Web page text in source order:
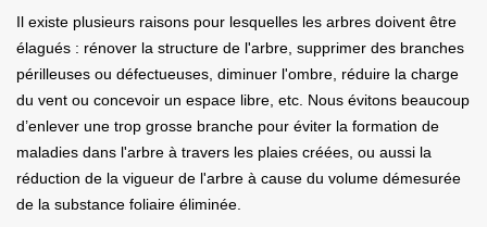
Il existe plusieurs raisons pour lesquelles les arbres doivent être
élagués : rénover la structure de l'arbre, supprimer des branches
périlleuses ou défectueuses, diminuer l'ombre, réduire la charge
du vent ou concevoir un espace libre, etc. Nous évitons beaucoup
d’enlever une trop grosse branche pour éviter la formation de
maladies dans l'arbre à travers les plaies créées, ou aussi la
réduction de la vigueur de l'arbre à cause du volume démesurée
de la substance foliaire éliminée.